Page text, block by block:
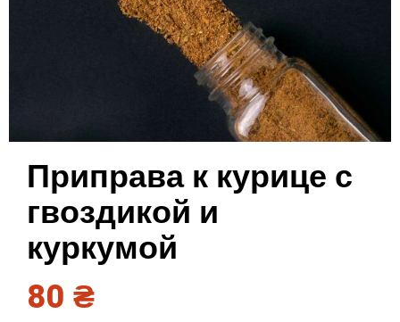
Приправа к курице с
гвоздикой и
куркумой
80₴